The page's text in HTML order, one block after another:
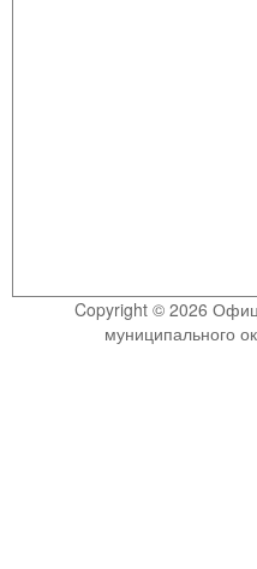
Copyright © 2026
муниципального